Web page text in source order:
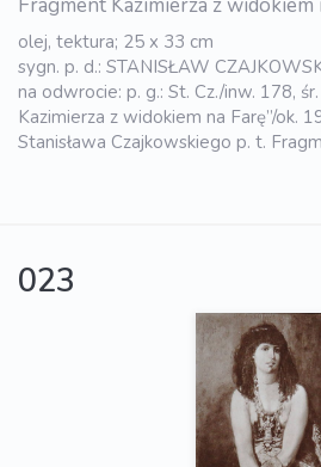
olej, tektura; 25 x 33 cm
sygn. p. d.: STANISŁAW
na odwrocie: p. g.: St. Cz./inw. 178,
Kazimierza z widokiem na Farę”/ok.
Stanisława Czajkowskiego p. t.
023